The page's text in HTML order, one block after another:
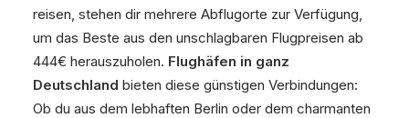
reisen, stehen dir mehrere Abflugorte zur Verfügung,
um das Beste aus den unschlagbaren Flugpreisen ab
444€ herauszuholen. Flughäfen in ganz
Deutschland bieten diese günstigen Verbindungen:
Ob du aus dem lebhaften Berlin oder dem charmanten